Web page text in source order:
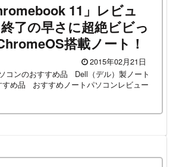
11」レビュ
了の早さに超絶ビビっ
搭載ノート！
2015年02月21日
コンのおすすめ品
Dell（デル）製ノート
め品
おすすめノートパソコンレビュー